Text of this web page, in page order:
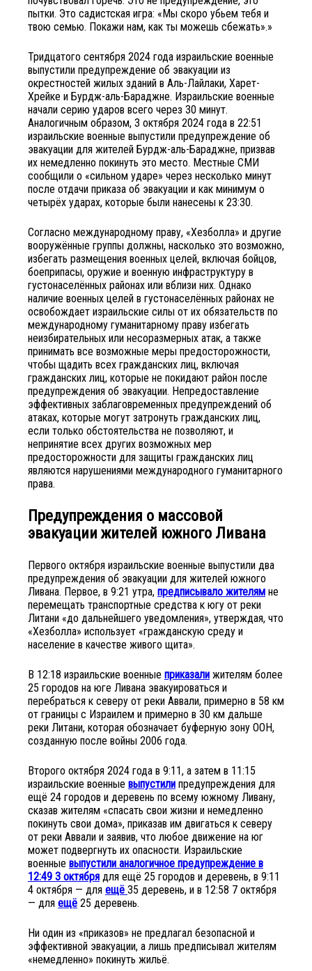
пытки. Это садистская игра: «Мы скоро убьем тебя и
твою семью. Покажи нам, как ты можешь сбежать».»
Тридцатого сентября 2024 года израильские военные
выпустили предупреждение об эвакуации из
окрестностей жилых зданий в Аль-Лайлаки, Харет-
Хрейке и Бурдж-аль-Бараджне. Израильские военные
начали серию ударов всего через 30 минут.
Аналогичным образом, 3 октября 2024 года в 22:51
израильские военные выпустили предупреждение об
эвакуации для жителей Бурдж-аль-Бараджне, призвав
их немедленно покинуть это место. Местные СМИ
сообщили о «сильном ударе» через несколько минут
после отдачи приказа об эвакуации и как минимум о
четырёх ударах, которые были нанесены к 23:30.
Согласно международному праву, «Хезболла» и другие
вооружённые группы должны, насколько это возможно,
избегать размещения военных целей, включая бойцов,
боеприпасы, оружие и военную инфраструктуру в
густонаселённых районах или вблизи них. Однако
наличие военных целей в густонаселённых районах не
освобождает израильские силы от их обязательств по
международному гуманитарному праву избегать
неизбирательных или несоразмерных атак, а также
принимать все возможные меры предосторожности,
чтобы щадить всех гражданских лиц, включая
гражданских лиц, которые не покидают район после
предупреждения об эвакуации. Непредоставление
эффективных заблаговременных предупреждений об
атаках, которые могут затронуть гражданских лиц,
если только обстоятельства не позволяют, и
непринятие всех других возможных мер
предосторожности для защиты гражданских лиц
являются нарушениями международного гуманитарного
права.
Предупреждения о массовой
эвакуации жителей южного Ливана
Первого октября израильские военные выпустили два
предупреждения об эвакуации для жителей южного
Ливана. Первое, в 9:21 утра, предписывало жителям не
перемещать транспортные средства к югу от реки
Литани «до дальнейшего уведомления», утверждая, что
«Хезболла» использует «гражданскую среду и
население в качестве живого щита».
В 12:18 израильские военные приказали жителям более
25 городов на юге Ливана эвакуироваться и
перебраться к северу от реки Аввали, примерно в 58 км
от границы с Израилем и примерно в 30 км дальше
реки Литани, которая обозначает буферную зону ООН,
созданную после войны 2006 года.
Второго октября 2024 года в 9:11, а затем в 11:15
израильские военные выпустили предупреждения для
ещё 24 городов и деревень по всему южному Ливану,
сказав жителям «спасать свои жизни и немедленно
покинуть свои дома», приказав им двигаться к северу
от реки Аввали и заявив, что любое движение на юг
может подвергнуть их опасности. Израильские
военные выпустили аналогичное предупреждение в
12:49 3 октября для ещё 25 городов и деревень, в 9:11
4 октября — для ещё 35 деревень, и в 12:58 7 октября
— для ещё 25 деревень.
Ни один из «приказов» не предлагал безопасной и
эффективной эвакуации, а лишь предписывал жителям
«немедленно» покинуть жильё.